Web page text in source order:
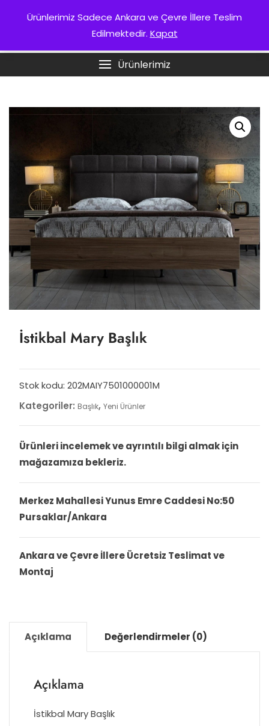
Ürünlerimiz Sadece Ankara ve Çevre İllere Teslim
Edilmektedir. Kapat
KURUMSAL
ANKARA İSTIKBAL
Ürünlerimiz
İstikbal Mary Başlık
Stok kodu: 202MAIY7501000001M
Kategoriler: Başlık, Yeni Ürünler
Ürünleri incelemek ve ayrıntılı bilgi almak için
mağazamıza bekleriz.
Merkez Mahallesi Yunus Emre Caddesi No:50
Pursaklar/Ankara
Ankara ve Çevre İllere Ücretsiz Teslimat ve
Montaj
Açıklama Değerlendirmeler (0)
Açıklama
İstikbal Mary Başlık